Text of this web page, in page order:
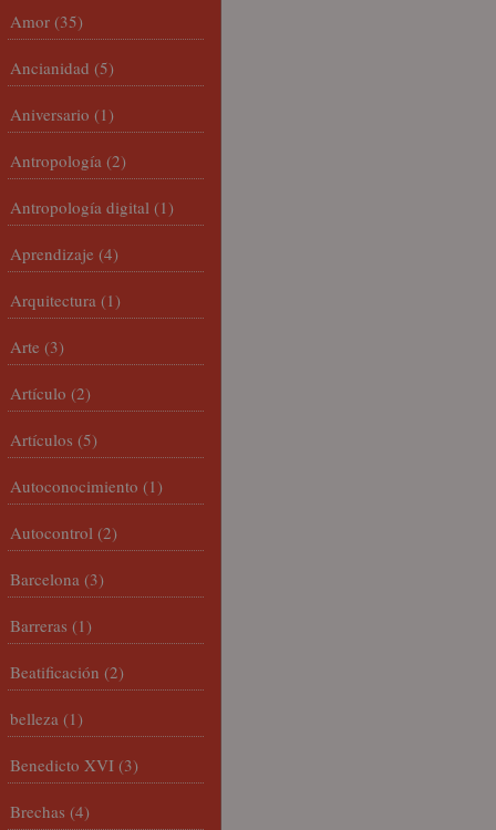
Amor (35)
Ancianidad (5)
Aniversario (1)
Antropología (2)
Antropología digital (1)
Aprendizaje (4)
Arquitectura (1)
Arte (3)
Artículo (2)
Artículos (5)
Autoconocimiento (1)
Autocontrol (2)
Barcelona (3)
Barreras (1)
Beatificación (2)
belleza (1)
Benedicto XVI (3)
Brechas (4)